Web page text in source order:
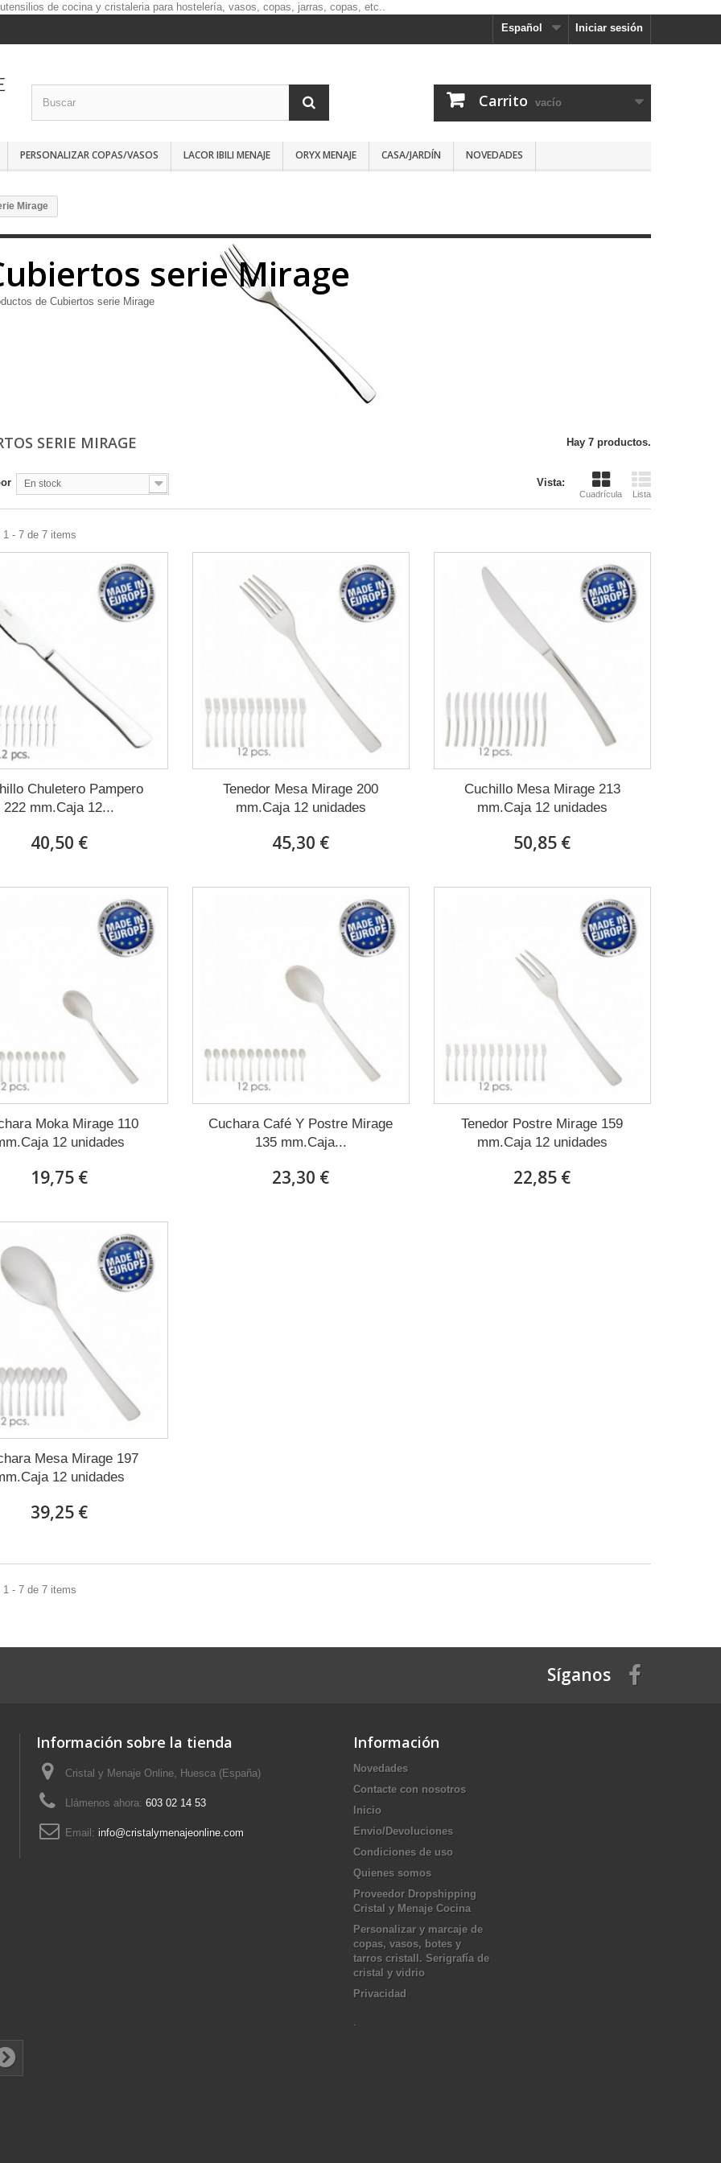
Iniciar sesión
Español
Carrito vacío
PERSONALIZAR COPAS/VASOS LACOR IBILI MENAJE ORYX MENAJE CASA/JARDÍN NOVEDADES
Mirage
serie Mirage
de Cubiertos serie Mirage
SERIE MIRAGE Hay 7 productos.
Vista:
Cuadrícula Lista
En stock
1 - 7 de 7 items
Chuletero Pampero
222 mm.Caja 12...
40,50 €
Tenedor Mesa Mirage 200
mm.Caja 12 unidades
45,30 €
Cuchillo Mesa Mirage 213
mm.Caja 12 unidades
50,85 €
Moka Mirage 110
12 unidades
19,75 €
Cuchara Café Y Postre Mirage
135 mm.Caja...
23,30 €
Tenedor Postre Mirage 159
mm.Caja 12 unidades
22,85 €
Mesa Mirage 197
12 unidades
39,25 €
1 - 7 de 7 items
Síganos
Información sobre la tienda
Cristal y Menaje Online, Huesca (España)
Llámenos ahora: 603 02 14 53
Email: info@cristalymenajeonline.com
Información
Novedades
Contacte con nosotros
Inicio
Envio/Devoluciones
Condiciones de uso
Quienes somos
Proveedor Dropshipping
Cristal y Menaje Cocina
Personalizar y marcaje de
copas, vasos, botes y
tarros cristall. Serigrafía de
cristal y vidrio
Privacidad